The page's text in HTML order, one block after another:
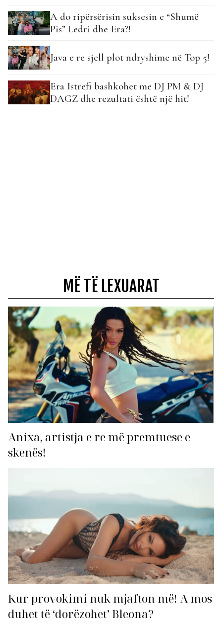
A do ripërsërisin suksesin e “Shumë
Pis” Ledri dhe Era?!
Java e re sjell plot ndryshime në Top 5!
Era Istrefi bashkohet me DJ PM & DJ
DAGZ dhe rezultati është një hit!
MË TË LEXUARAT
Anixa, artistja e re më premtuese e
skenës!
Kur provokimi nuk mjafton më! A mos
duhet të ‘dorëzohet’ Bleona?